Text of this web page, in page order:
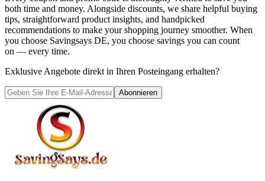
both time and money. Alongside discounts, we share helpful buying
tips, straightforward product insights, and handpicked
recommendations to make your shopping journey smoother. When
you choose Savingsays DE, you choose savings you can count
on — every time.
Exklusive Angebote direkt in Ihren Posteingang erhalten?
Abonnieren